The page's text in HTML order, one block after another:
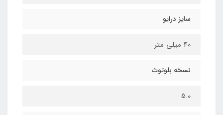
سایز درایو
40 میلی متر
نسخه بلوتوث
5.0